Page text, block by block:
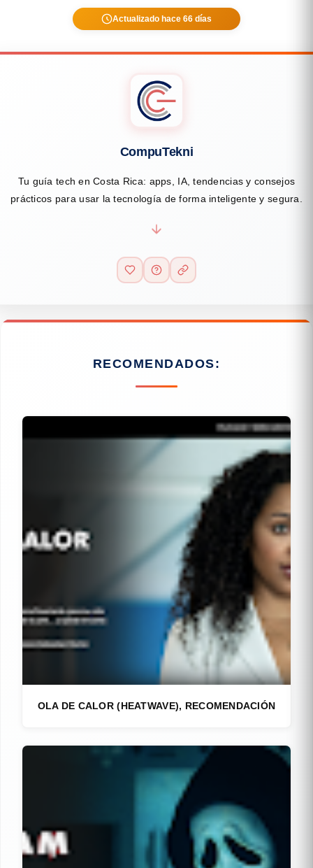
Actualizado hace 66 días
CompuTekni
Tu guía tech en Costa Rica: apps, IA, tendencias y consejos
prácticos para usar la tecnología de forma inteligente y segura.
RECOMENDADOS:
OLA DE CALOR (HEATWAVE), RECOMENDACIÓN